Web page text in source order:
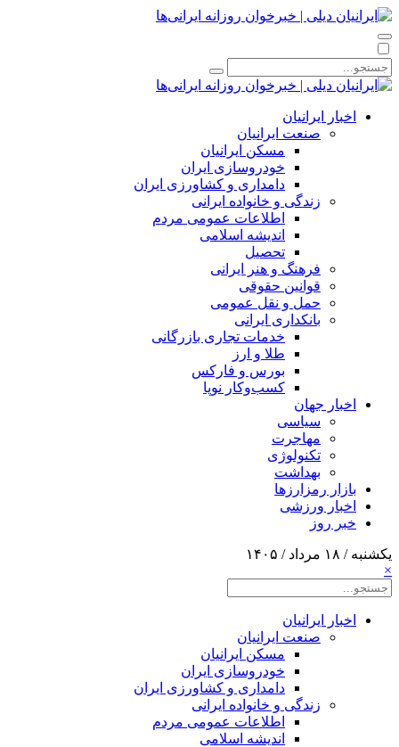
اخبار ایرانیان
صنعت ایرانیان
مسکن ایرانیان
خودروسازی ایران
دامداری و کشاورزی ایران
زندگی و خانواده ایرانی
اطلاعات عمومی مردم
اندیشه اسلامی
تحصیل
فرهنگ و هنر ایرانی
قوانین حقوقی
حمل و نقل عمومی
بانکداری ایرانی
خدمات تجاری بازرگانی
طلا و ارز
بورس و فارکس
کسب‌وکار نوپا
اخبار جهان
سیاسی
مهاجرت
تکنولوژی
بهداشت
بازار رمزارزها
اخبار ورزشی
خبر روز
یکشنبه / ۱۸ مرداد / ۱۴۰۵
×
اخبار ایرانیان
صنعت ایرانیان
مسکن ایرانیان
خودروسازی ایران
دامداری و کشاورزی ایران
زندگی و خانواده ایرانی
اطلاعات عمومی مردم
اندیشه اسلامی